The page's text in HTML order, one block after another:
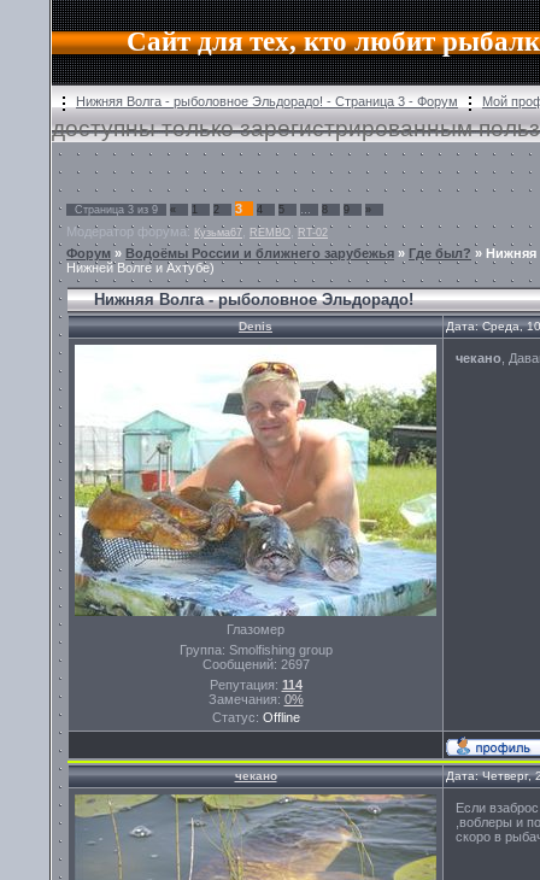
Сайт для тех, кто любит
Нижняя Волга - рыболовное Эльдорадо! - Страница 3 - Форум Мой
доступны только зарегистрированным
Страница 3 из 9 « 1 2 3 4 5 … 8 9 »
Модератор форума: Кузьма67 REMBO , RT-02
Форум » Водоёмы России и ближнего зарубежья » Где был? » Нижняя
Нижней Волге и Ахтубе)
Нижняя Волга - рыболовное Эльдорадо!
Denis Дата: Среда,
Глазомер
Группа: Smolfishing group
Сообщений: 2697
Репутация: 114
Замечания: 0%
Статус: Offline
чекано ,
чекано Дата:
Если
,воблеры и
скоро в